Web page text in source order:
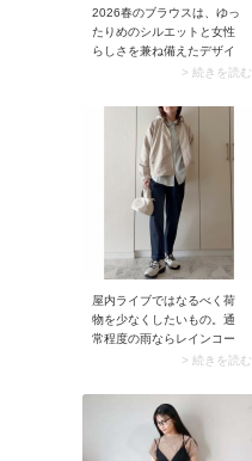
2026春のブラウスは、ゆっ
たりめのシルエットと女性
らしさを兼ね備えたデザイ
ンがトレンド傾向。今シー
トにメリハリがあるブラウ
ス」です。スナップのよう
なウエストタックやペプラ
ムをはじめ、ティアード・
シャーリングのブラウスは
立体感があり、一枚でサマ
になります。ちなみにダボ
ッとしたパンツとのコーデ
もおすすめ。ワイドパンツ
がのっぺり見えずおしゃれ
に着こなせますよ。
> 続きを読む
屋内ライブではなるべく荷
物を少なくしたいもの。通
常程度の雨ならレインコー
トよりも、機能性マウンテ
カーなど「はっ水性のある
パーカー」が便利です。雨
降りに対応できアウターと
して羽織れるので、行き帰
> 続きを読む